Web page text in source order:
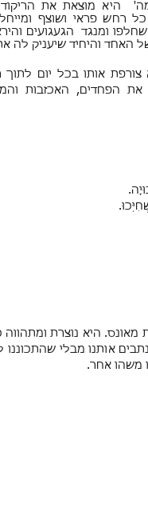
היא מוצאת את
רחש פראי ושוצף
ומנגד הגעגועים
האחד והיחיד שיעניק לה
צורפת אותו בכל יום לתוך
הפחדים, האכזבות
היא נוצרת
אותנו מבלי שהתכוננו
משהו אחר.